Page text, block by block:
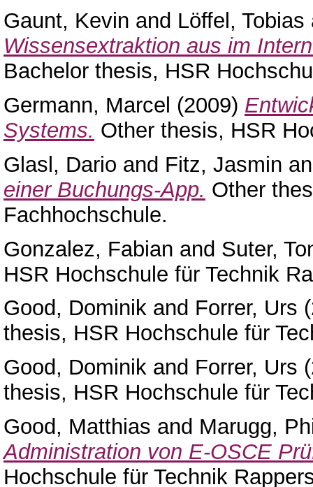
Gaunt, Kevin and Löffel, Tobias
Wissensextraktion aus im
Bachelor thesis, HSR
Germann, Marcel (2009)
Systems. Other thesis, HSR
Glasl, Dario and Fitz, Jasmin
einer Buchungs-App. Other
Fachhochschule.
Gonzalez, Fabian and Suter,
HSR Hochschule für Technik
Good, Dominik and Forrer, Urs
thesis, HSR Hochschule für
Good, Dominik and Forrer, Urs
thesis, HSR Hochschule für
Good, Matthias and Marugg,
Administration von E-OSCE
Hochschule für Technik